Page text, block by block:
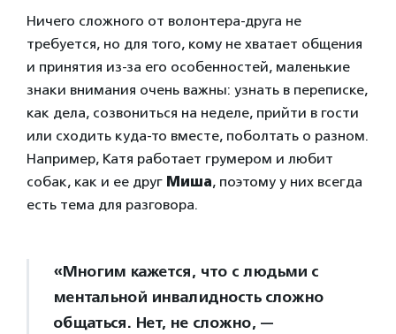
Ничего сложного от волонтера-друга не
требуется, но для того, кому не хватает общения
и принятия из-за его особенностей, маленькие
знаки внимания очень важны: узнать в переписке,
как дела, созвониться на неделе, прийти в гости
или сходить куда-то вместе, поболтать о разном.
Например, Катя работает грумером и любит
собак, как и ее друг Миша, поэтому у них всегда
есть тема для разговора.
«Многим кажется, что с людьми с
ментальной инвалидность сложно
общаться. Нет, не сложно, —